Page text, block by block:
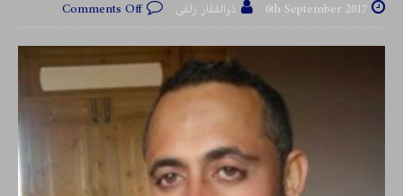
6th September 2017 ذوالفقار زلفی Comments Off